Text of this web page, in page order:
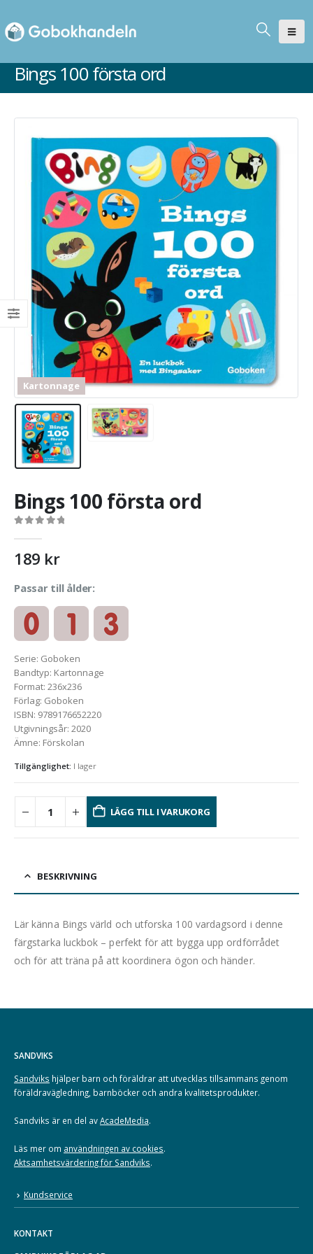
Bings 100 första ord
Kartonnage
Bings 100 första ord
189 kr
Passar till ålder:
Serie: Goboken
Bandtyp: Kartonnage
Format: 236x236
Förlag: Goboken
ISBN: 9789176652220
Utgivningsår: 2020
Ämne: Förskolan
Tillgänglighet: I lager
LÄGG TILL I VARUKORG
BESKRIVNING
Lär känna Bings värld och utforska 100 vardagsord i denne
färgstarka luckbok – perfekt för att bygga upp ordförrådet
och för att träna på att koordinera ögon och händer.
SANDVIKS
Sandviks hjälper barn och föräldrar att utvecklas tillsammans genom
föräldravägledning, barnböcker och andra kvalitetsprodukter.
Sandviks är en del avAcadeMedia.
Läs mer om användningen av cookies.
Aktsamhetsvärdering för Sandviks.
Kundservice
KONTAKT